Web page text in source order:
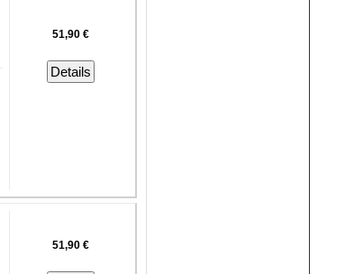
51,90 €
Details
51,90 €